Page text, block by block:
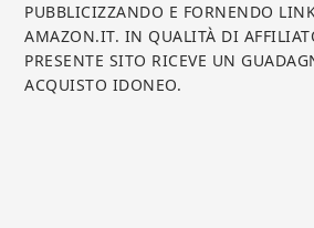
PUBBLICIZZANDO E FORNENDO
AMAZON.IT. IN QUALITÀ DI
PRESENTE SITO RICEVE UN
ACQUISTO IDONEO.